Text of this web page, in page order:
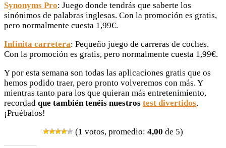
Synonyms Pro: Juego donde tendrás que saberte los
sinónimos de palabras inglesas. Con la promoción es gratis,
pero normalmente cuesta 1,99€.
Infinita carretera: Pequeño juego de carreras de coches.
Con la promoción es gratis, pero normalmente cuesta 1,99€.
Y por esta semana son todas las aplicaciones gratis que os
hemos podido traer, pero pronto volveremos con más. Y
mientras tanto para los que quieran más entretenimiento,
recordad que también tenéis nuestros test divertidos.
¡Pruébalos!
(1 votos, promedio: 4,00 de 5)